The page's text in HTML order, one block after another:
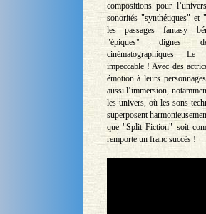
compositions pour
sonorités "synthétiques" et
les passages fantasy
"épiques" dignes
cinématographiques.
impeccable ! Avec des
émotion à leurs
aussi l’immersion,
les univers, où les sons
superposent
que "Split Fiction" soit
remporte un franc succès !